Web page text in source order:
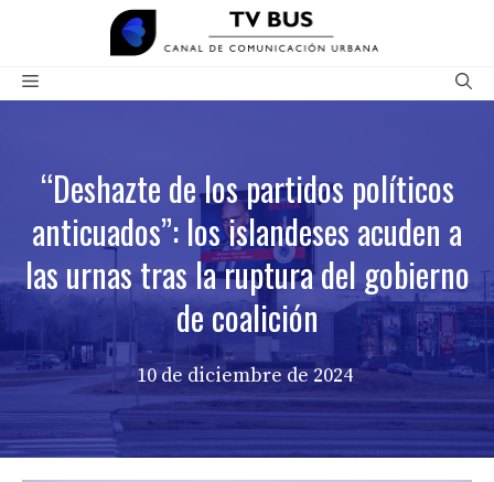
contenido
Menú
“Deshazte de los partidos políticos
anticuados”: los islandeses acuden a
las urnas tras la ruptura del gobierno
de coalición
10 de diciembre de 2024